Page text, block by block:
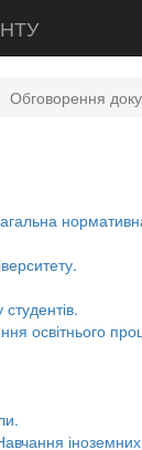
Обговорення
освітнього